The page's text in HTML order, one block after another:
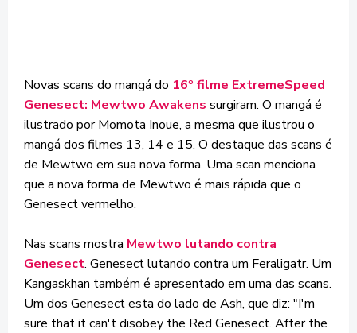
Novas scans do mangá do 16º filme ExtremeSpeed
Genesect: Mewtwo Awakens surgiram. O mangá é
ilustrado por Momota Inoue, a mesma que ilustrou o
mangá dos filmes 13, 14 e 15. O destaque das scans é
de Mewtwo em sua nova forma. Uma scan menciona
que a nova forma de Mewtwo é mais rápida que o
Genesect vermelho.
Nas scans mostra Mewtwo lutando contra
Genesect. Genesect lutando contra um Feraligatr. Um
Kangaskhan também é apresentado em uma das scans.
Um dos Genesect esta do lado de Ash, que diz: "I'm
sure that it can't disobey the Red Genesect. After the